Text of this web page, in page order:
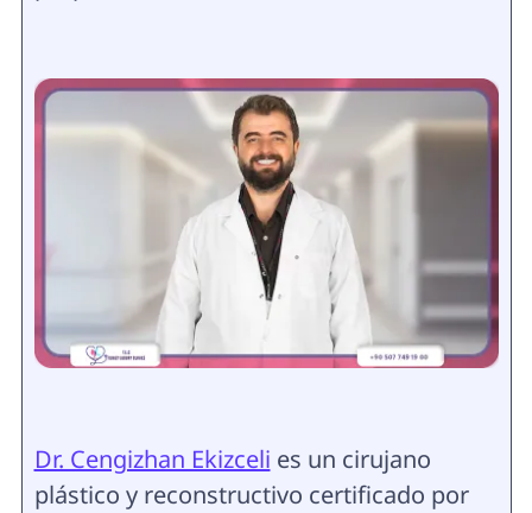
Dr. Cengizhan Ekizceli es un cirujano
plástico y reconstructivo certificado por